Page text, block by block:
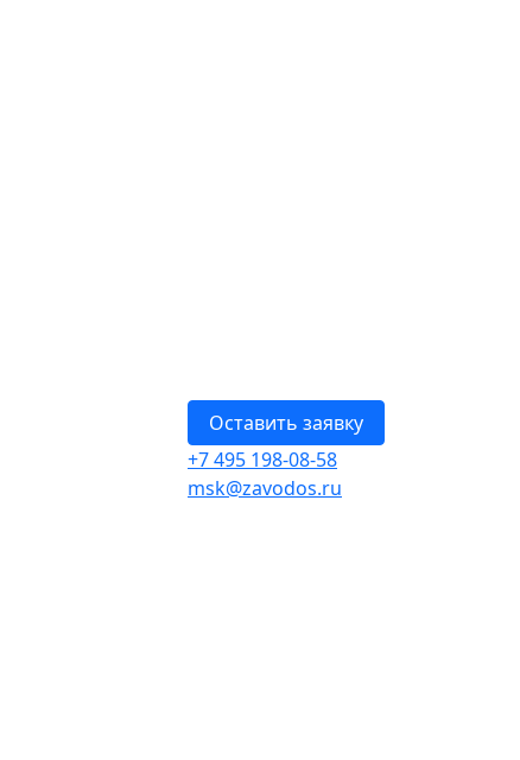
Оставить заявку
+7 495 198-08-58
msk@zavodos.ru